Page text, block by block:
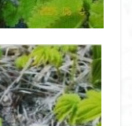
冠ヶ岳
兵庫県
兎藪
偉人
竹寺
低山